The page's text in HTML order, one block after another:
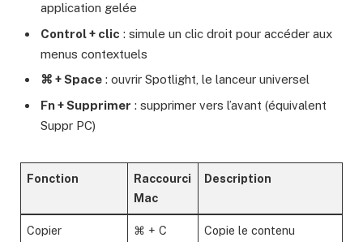
application gelée
Control + clic : simule un clic droit pour accéder aux
menus contextuels
⌘ + Space : ouvrir Spotlight, le lanceur universel
Fn + Supprimer : supprimer vers l’avant (équivalent
Suppr PC)
Fonction
Raccourci
Mac
Description
Copier ⌘ + C
Copie le contenu